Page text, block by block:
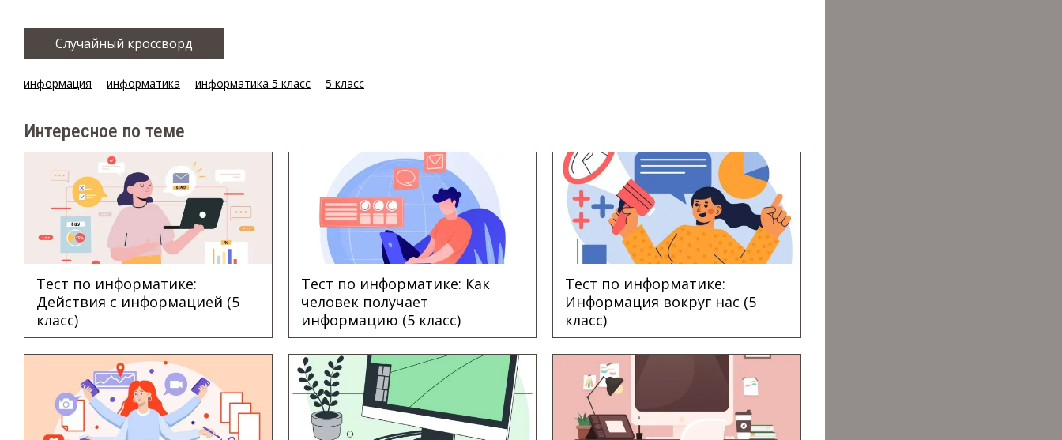
Случайный кроссворд
информация информатика информатика 5 класс 5 класс
Интересное по теме
Тест по информатике:
Действия с информацией (5
класс)
Тест по информатике: Как
человек получает
информацию (5 класс)
Тест по информатике:
Информация вокруг нас (5
класс)